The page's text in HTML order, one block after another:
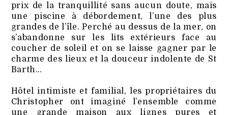
prix de la tranquillité sans aucun doute, mais
une piscine à débordement, l’une des plus
grandes de l’île. Perché au dessus de la mer, on
s’abandonne sur les lits extérieurs face au
coucher de soleil et on se laisse gagner par le
charme des lieux et la douceur indolente de St
Barth…
Hôtel intimiste et familial, les propriétaires du
Christopher ont imaginé l’ensemble comme
une grande maison aux lignes pures et